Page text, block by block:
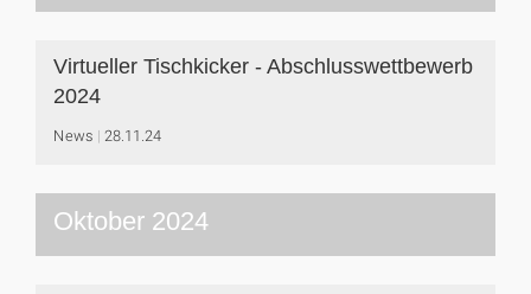
Virtueller Tischkicker - Abschlusswettbewerb
2024
News 28.11.24
Oktober 2024